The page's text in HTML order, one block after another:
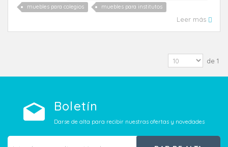
muebles para colegios
muebles para institutos
Leer más
de 1
Boletín
Darse de alta para recibir nuestras ofertas y novedades